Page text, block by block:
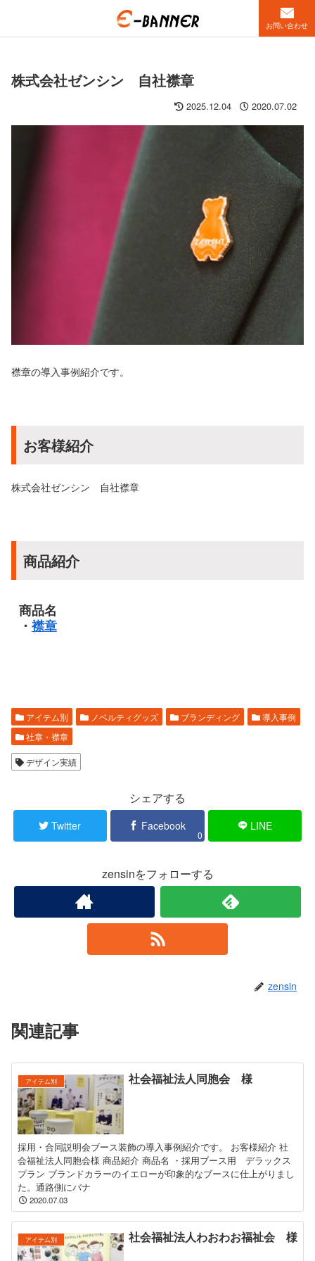
お問い合わせ
株式会社ゼンシン 自社襟章
2025.12.04 2020.07.02
襟章の導入事例紹介です。
お客様紹介
株式会社ゼンシン 自社襟章
商品紹介
商品名
・ 襟章
アイテム別 ノベルティグッズ ブランディング
導入事例
社章・襟章
デザイン実績
シェアする
Twitter Facebook
0
LINE
zensinをフォローする
zensin
関連記事
アイテム別 社会福祉法人同胞会 様
採用・合同説明会ブース装飾の導入事例紹介です。 お客様紹介 社
会福祉法人同胞会様 商品紹介 商品名 ・採用ブース用 デラックス
プラン ブランドカラーのイエローが印象的なブースに仕上がりまし
た。通路側にバナ
2020.07.03
アイテム別 社会福祉法人わおわお福祉会 様